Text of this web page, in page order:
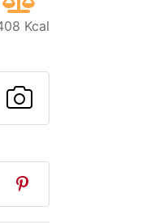
Kcal
a un
esta página
al
Publicar la